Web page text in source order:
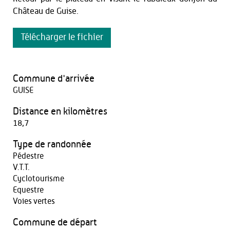
Château de Guise.
Télécharger le fichier
Commune d'arrivée
GUISE
Distance en kilomètres
18,7
Type de randonnée
Pédestre
V.T.T.
Cyclotourisme
Equestre
Voies vertes
Commune de départ